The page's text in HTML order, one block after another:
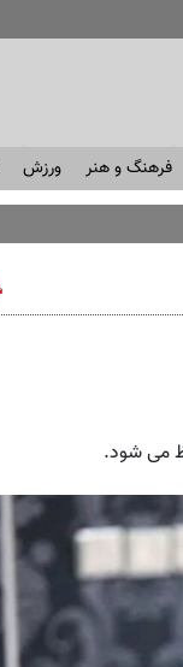
فرهنگ و هنر ورزش
می شود.
فروش می